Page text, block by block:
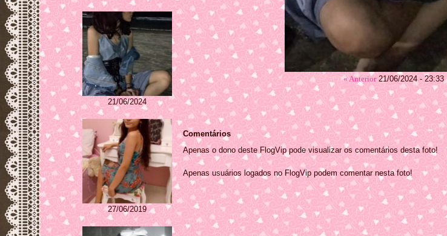
« Anterior21/06/2024 - 23:33
Comentários
Apenas o dono deste FlogVip pode visualizar os comentários desta foto!
Apenas usuários logados no FlogVip podem comentar nesta foto!
21/06/2024
27/06/2019